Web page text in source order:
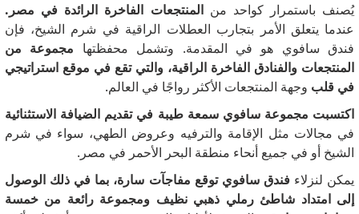
يُصنف باستمرار كواحد منالمنتجعات الفاخرة الرائدة في مصر.
عندما يتعلق الأمر بتجارب العطلات الراقية في شرم الشيخ، فإن
فندق سافوي هو في المقدمة. وتشمل محفظتها مجموعة من
المنتجعات والفنادق الفاخرة الراقية، والتي تقع في موقع استراتيجي
في قلب وجهة المنتجعات الأكثر رواجًا في العالم.
اكتسبت مجموعة سافوي سمعة طيبة في تقديم الضيافة الاستثنائية
في مجالات مثل الإقامة والترفيه وعروض الطهي، سواء في شرم
الشيخ أو في جميع أنحاء منطقة البحر الأحمر في مصر.
يمكن لنزلاء فندق سافوي توقع مفاجآت سارة، بما في ذلك الوصول
إلى امتداد شاطئ رملي ذهبي نظيف ومجموعة رائعة من خمسة